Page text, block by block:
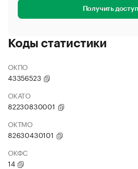
Получить доступ
Коды статистики
ОКПО
43356523
ОКАТО
82230830001
ОКТМО
82630430101
ОКФС
14